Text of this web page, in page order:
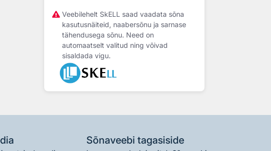
Veebilehelt SkELL saad vaadata sõna
kasutusnäiteid, naabersõnu ja sarnase
tähendusega sõnu. Need on
automaatselt valitud ning võivad
sisaldada vigu.
Sõnaveebi tagasiside